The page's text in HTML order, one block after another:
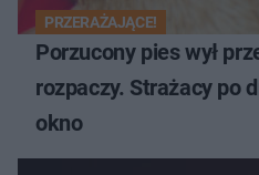
PRZERAŻAJĄCE!
Porzucony pies wył
rozpaczy. Strażacy po
okno